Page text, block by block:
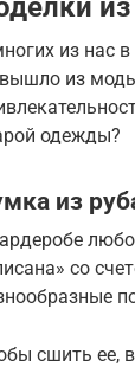
из нас
из
одежды?
из
со
сшить ее,